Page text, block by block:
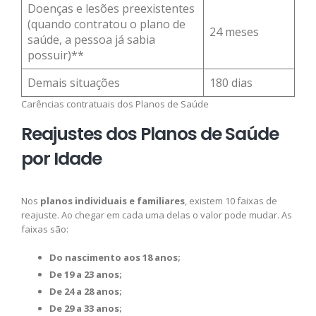
Doenças e lesões preexistentes
(quando contratou o plano de
saúde, a pessoa já sabia
possuir)**
24 meses
Demais situações 180 dias
Carências contratuais dos Planos de Saúde
Reajustes dos Planos de Saúde
por Idade
Nos planos individuais e familiares, existem 10 faixas de
reajuste. Ao chegar em cada uma delas o valor pode mudar. As
faixas são:
Do nascimento aos 18 anos;
De 19 a 23 anos;
De 24 a 28 anos;
De 29 a 33 anos;